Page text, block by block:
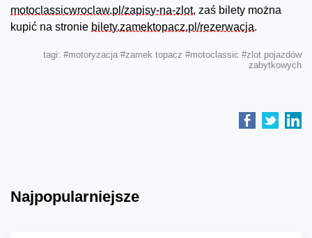
motoclassicwroclaw.pl/zapisy-na-zlot, zaś bilety można
kupić na stronie bilety.zamektopacz.pl/rezerwacja.
tagi: #motoryzacja #zamek topacz #motoclassic #zlot pojazdów
zabytkowych
Najpopularniejsze